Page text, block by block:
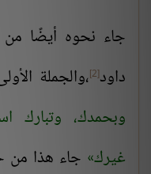
جاء نحوه أيضًا
داود[2] ،والجملة
وبحمدك، وتبارك
غيرك جاء هذا من